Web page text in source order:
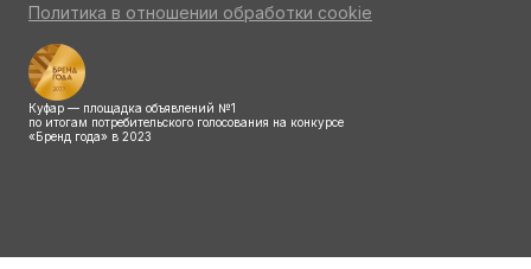
Политика в отношении обработки cookie
Куфар — площадка объявлений №1
по итогам потребительского голосования на конкурсе
«Бренд года» в 2023